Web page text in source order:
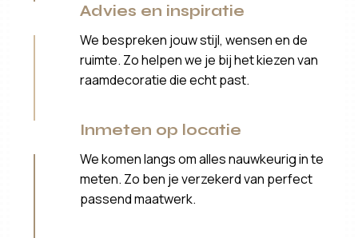
Advies en inspiratie
We bespreken jouw stijl, wensen en de
ruimte. Zo helpen we je bij het kiezen van
raamdecoratie die echt past.
Inmeten op locatie
We komen langs om alles nauwkeurig in te
meten. Zo ben je verzekerd van perfect
passend maatwerk.